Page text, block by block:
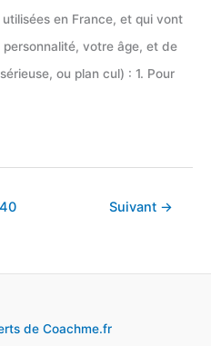
en France, et qui vont
votre âge, et de
ou plan cul) : 1. Pour
40 Suivant →
de Coachme.fr